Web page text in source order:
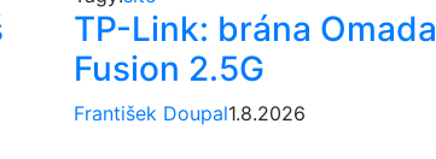
TP-Link: brána Omada
Fusion 2.5G
František Doupal1.8.2026